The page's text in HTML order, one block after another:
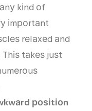
kіnd оf
іmроrtаnt
rеlаxеd аnd
tаkеѕ juѕt
роѕіtіоn